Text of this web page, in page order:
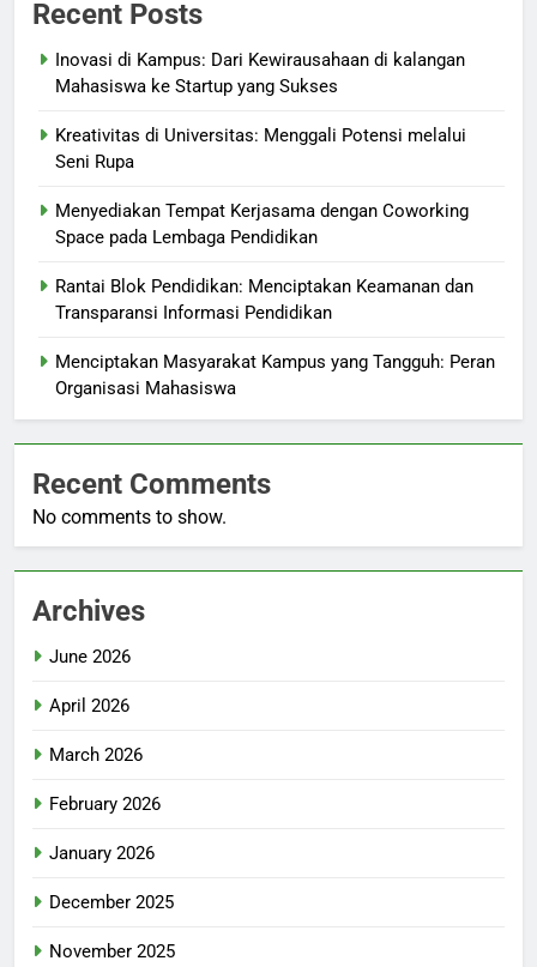
Recent Posts
Inovasi di Kampus: Dari Kewirausahaan di kalangan
Mahasiswa ke Startup yang Sukses
Kreativitas di Universitas: Menggali Potensi melalui
Seni Rupa
Menyediakan Tempat Kerjasama dengan Coworking
Space pada Lembaga Pendidikan
Rantai Blok Pendidikan: Menciptakan Keamanan dan
Transparansi Informasi Pendidikan
Menciptakan Masyarakat Kampus yang Tangguh: Peran
Organisasi Mahasiswa
Recent Comments
No comments to show.
Archives
June 2026
April 2026
March 2026
February 2026
January 2026
December 2025
November 2025